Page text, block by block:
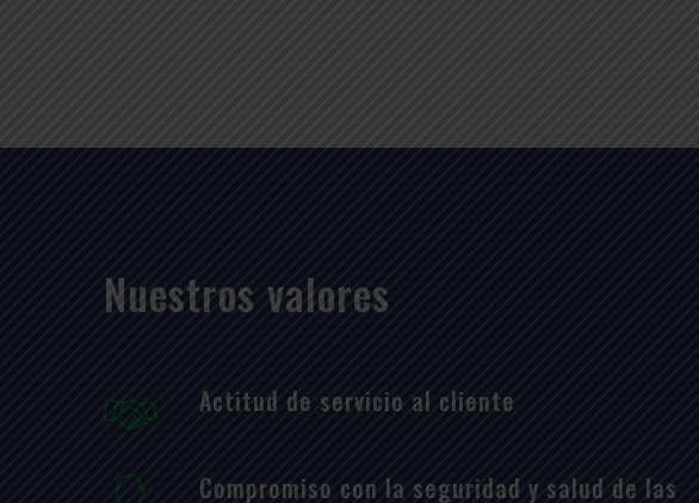
Nuestros valores
Actitud de servicio al cliente
Compromiso con la seguridad y salud de las